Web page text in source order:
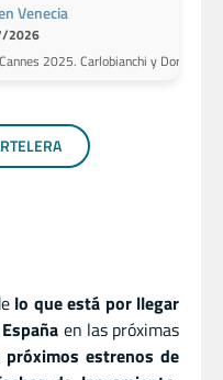
Venecia
2026
2025. Carlobianchi y Doriano,
lo que está por llegar
en las próximas
próximos estrenos de